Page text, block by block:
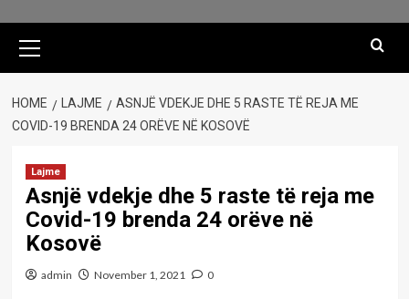
Menu
HOME LAJME
ASNJË VDEKJE DHE 5 RASTE TË REJA ME
COVID-19 BRENDA 24 ORËVE NË KOSOVË
Lajme
Asnjë vdekje dhe 5 raste të reja me
Covid-19 brenda 24 orëve në
Kosovë
admin November 1, 2021 0